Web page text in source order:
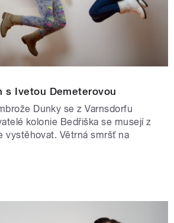
s Ivetou Demeterovou
Dunky se z Varnsdorfu
kolonie Bedřiška se musejí z
vystěhovat. Větrná smršť na